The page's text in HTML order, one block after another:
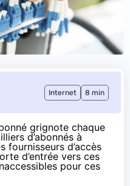
Internet 8 min
grignote chaque
d’abonnés à
fournisseurs d’accès
d’entrée vers ces
pour ces